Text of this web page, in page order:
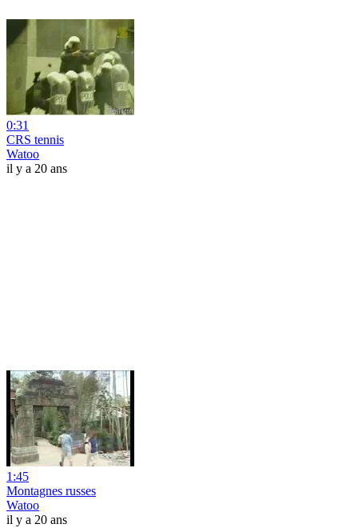
0:31
CRS tennis
Watoo
il y a 20 ans
1:45
Montagnes russes
Watoo
il y a 20 ans